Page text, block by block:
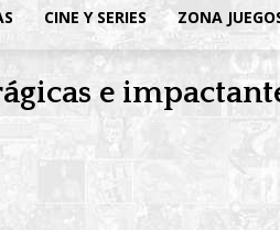
CINE Y SERIES ZONA
e